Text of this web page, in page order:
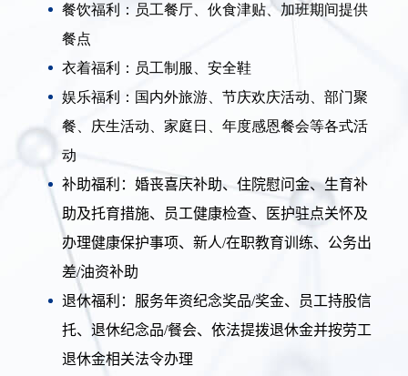
餐饮福利：员工餐厅、伙食津贴、加班期间提供
餐点
衣着福利：员工制服、安全鞋
娱乐福利：国内外旅游、节庆欢庆活动、部门聚
餐、庆生活动、家庭日、年度感恩餐会等各式活
动
补助福利：婚丧喜庆补助、住院慰问金、生育补
助及托育措施、员工健康检查、医护驻点关怀及
办理健康保护事项、新人/在职教育训练、公务出
差/油资补助
退休福利：服务年资纪念奖品/奖金、员工持股信
托、退休纪念品/餐会、依法提拨退休金并按劳工
退休金相关法令办理